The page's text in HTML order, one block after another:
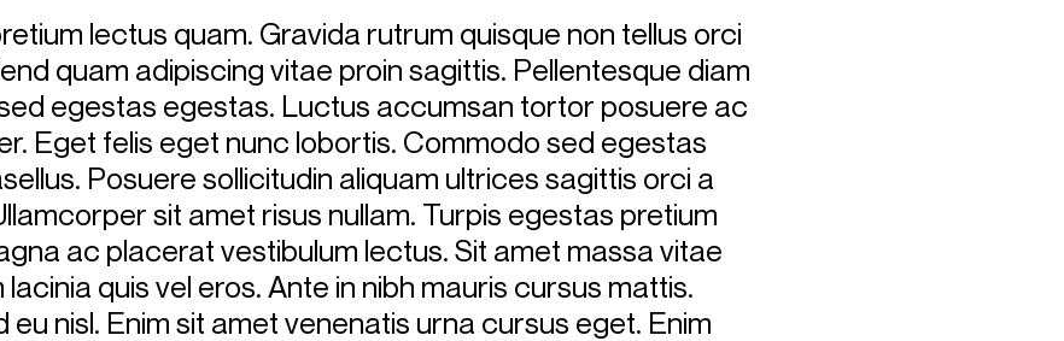
lectus quam. Gravida rutrum quisque non tellus orci
quam adipiscing vitae proin sagittis. Pellentesque diam
egestas egestas. Luctus accumsan tortor posuere ac
Eget felis eget nunc lobortis. Commodo sed egestas
Posuere sollicitudin aliquam ultrices sagittis orci a
sit amet risus nullam. Turpis egestas pretium
ac placerat vestibulum lectus. Sit amet massa vitae
quis vel eros. Ante in nibh mauris cursus mattis.
eu nisl. Enim sit amet venenatis urna cursus eget. Enim